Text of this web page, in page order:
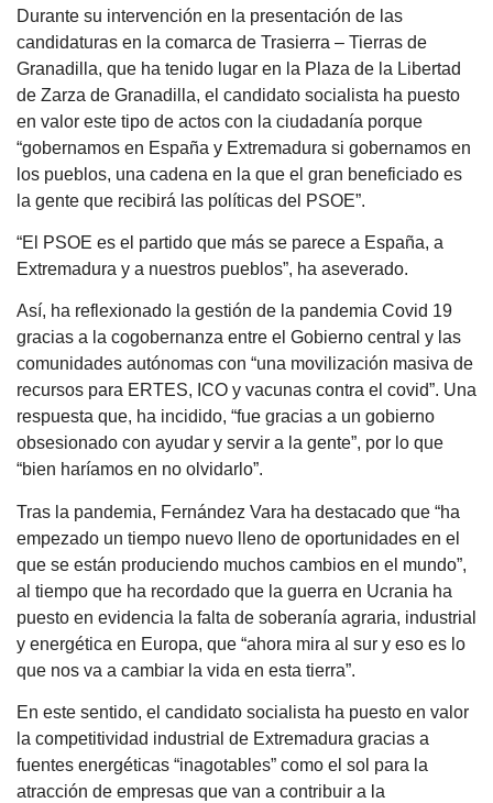
Durante su intervención en la presentación de las
candidaturas en la comarca de Trasierra – Tierras de
Granadilla, que ha tenido lugar en la Plaza de la Libertad
de Zarza de Granadilla, el candidato socialista ha puesto
en valor este tipo de actos con la ciudadanía porque
“gobernamos en España y Extremadura si gobernamos en
los pueblos, una cadena en la que el gran beneficiado es
la gente que recibirá las políticas del PSOE”.
“El PSOE es el partido que más se parece a España, a
Extremadura y a nuestros pueblos”, ha aseverado.
Así, ha reflexionado la gestión de la pandemia Covid 19
gracias a la cogobernanza entre el Gobierno central y las
comunidades autónomas con “una movilización masiva de
recursos para ERTES, ICO y vacunas contra el covid”. Una
respuesta que, ha incidido, “fue gracias a un gobierno
obsesionado con ayudar y servir a la gente”, por lo que
“bien haríamos en no olvidarlo”.
Tras la pandemia, Fernández Vara ha destacado que “ha
empezado un tiempo nuevo lleno de oportunidades en el
que se están produciendo muchos cambios en el mundo”,
al tiempo que ha recordado que la guerra en Ucrania ha
puesto en evidencia la falta de soberanía agraria, industrial
y energética en Europa, que “ahora mira al sur y eso es lo
que nos va a cambiar la vida en esta tierra”.
En este sentido, el candidato socialista ha puesto en valor
la competitividad industrial de Extremadura gracias a
fuentes energéticas “inagotables” como el sol para la
atracción de empresas que van a contribuir a la